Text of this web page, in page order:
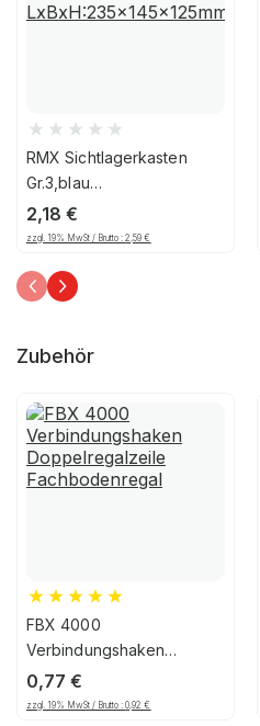
RMX Sichtlagerkasten
Gr.3,blau
LxBxH:235x145x125mm
2,18€
zzgl. 19% MwSt / Brutto :2,59€
Zubehör
FBX 4000
Verbindungshaken
Doppelregalzeile
Fachbodenregal
0,77€
zzgl. 19% MwSt / Brutto :0,92€